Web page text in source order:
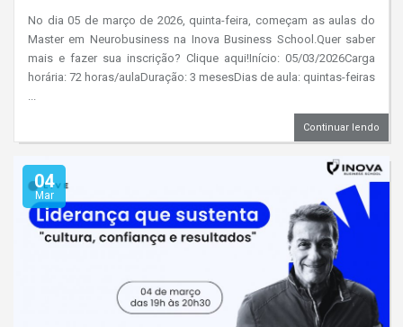
No dia 05 de março de 2026, quinta-feira, começam as aulas do
Master em Neurobusiness na Inova Business School.Quer saber
mais e fazer sua inscrição? Clique aqui!Início: 05/03/2026Carga
horária: 72 horas/aulaDuração: 3 mesesDias de aula: quintas-feiras
...
Continuar lendo
04
Mar